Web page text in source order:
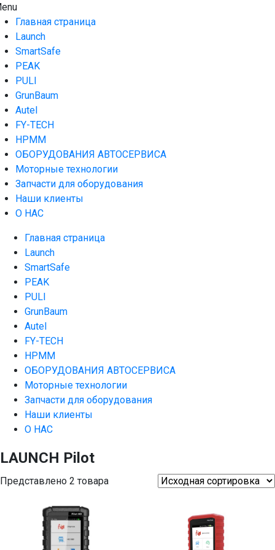
Skip
to
content
AUTO HOUSE
Технологии автосервиса — официальный дистрибьютор
Launch в Армении,Launch Armenia
Главная страница
Launch
SmartSafe
PEAK
PULI
GrunBaum
Autel
FY-TECH
HPMM
ОБОРУДОВАНИЯ АВТОСЕРВИСА
Моторные технологии
Запчасти для оборудования
Наши клиенты
О НАС
Главная страница
Launch
SmartSafe
PEAK
PULI
GrunBaum
Autel
FY-TECH
HPMM
ОБОРУДОВАНИЯ АВТОСЕРВИСА
Моторные технологии
Запчасти для оборудования
Наши клиенты
О НАС
LAUNCH Pilot
Представлено 2 товара